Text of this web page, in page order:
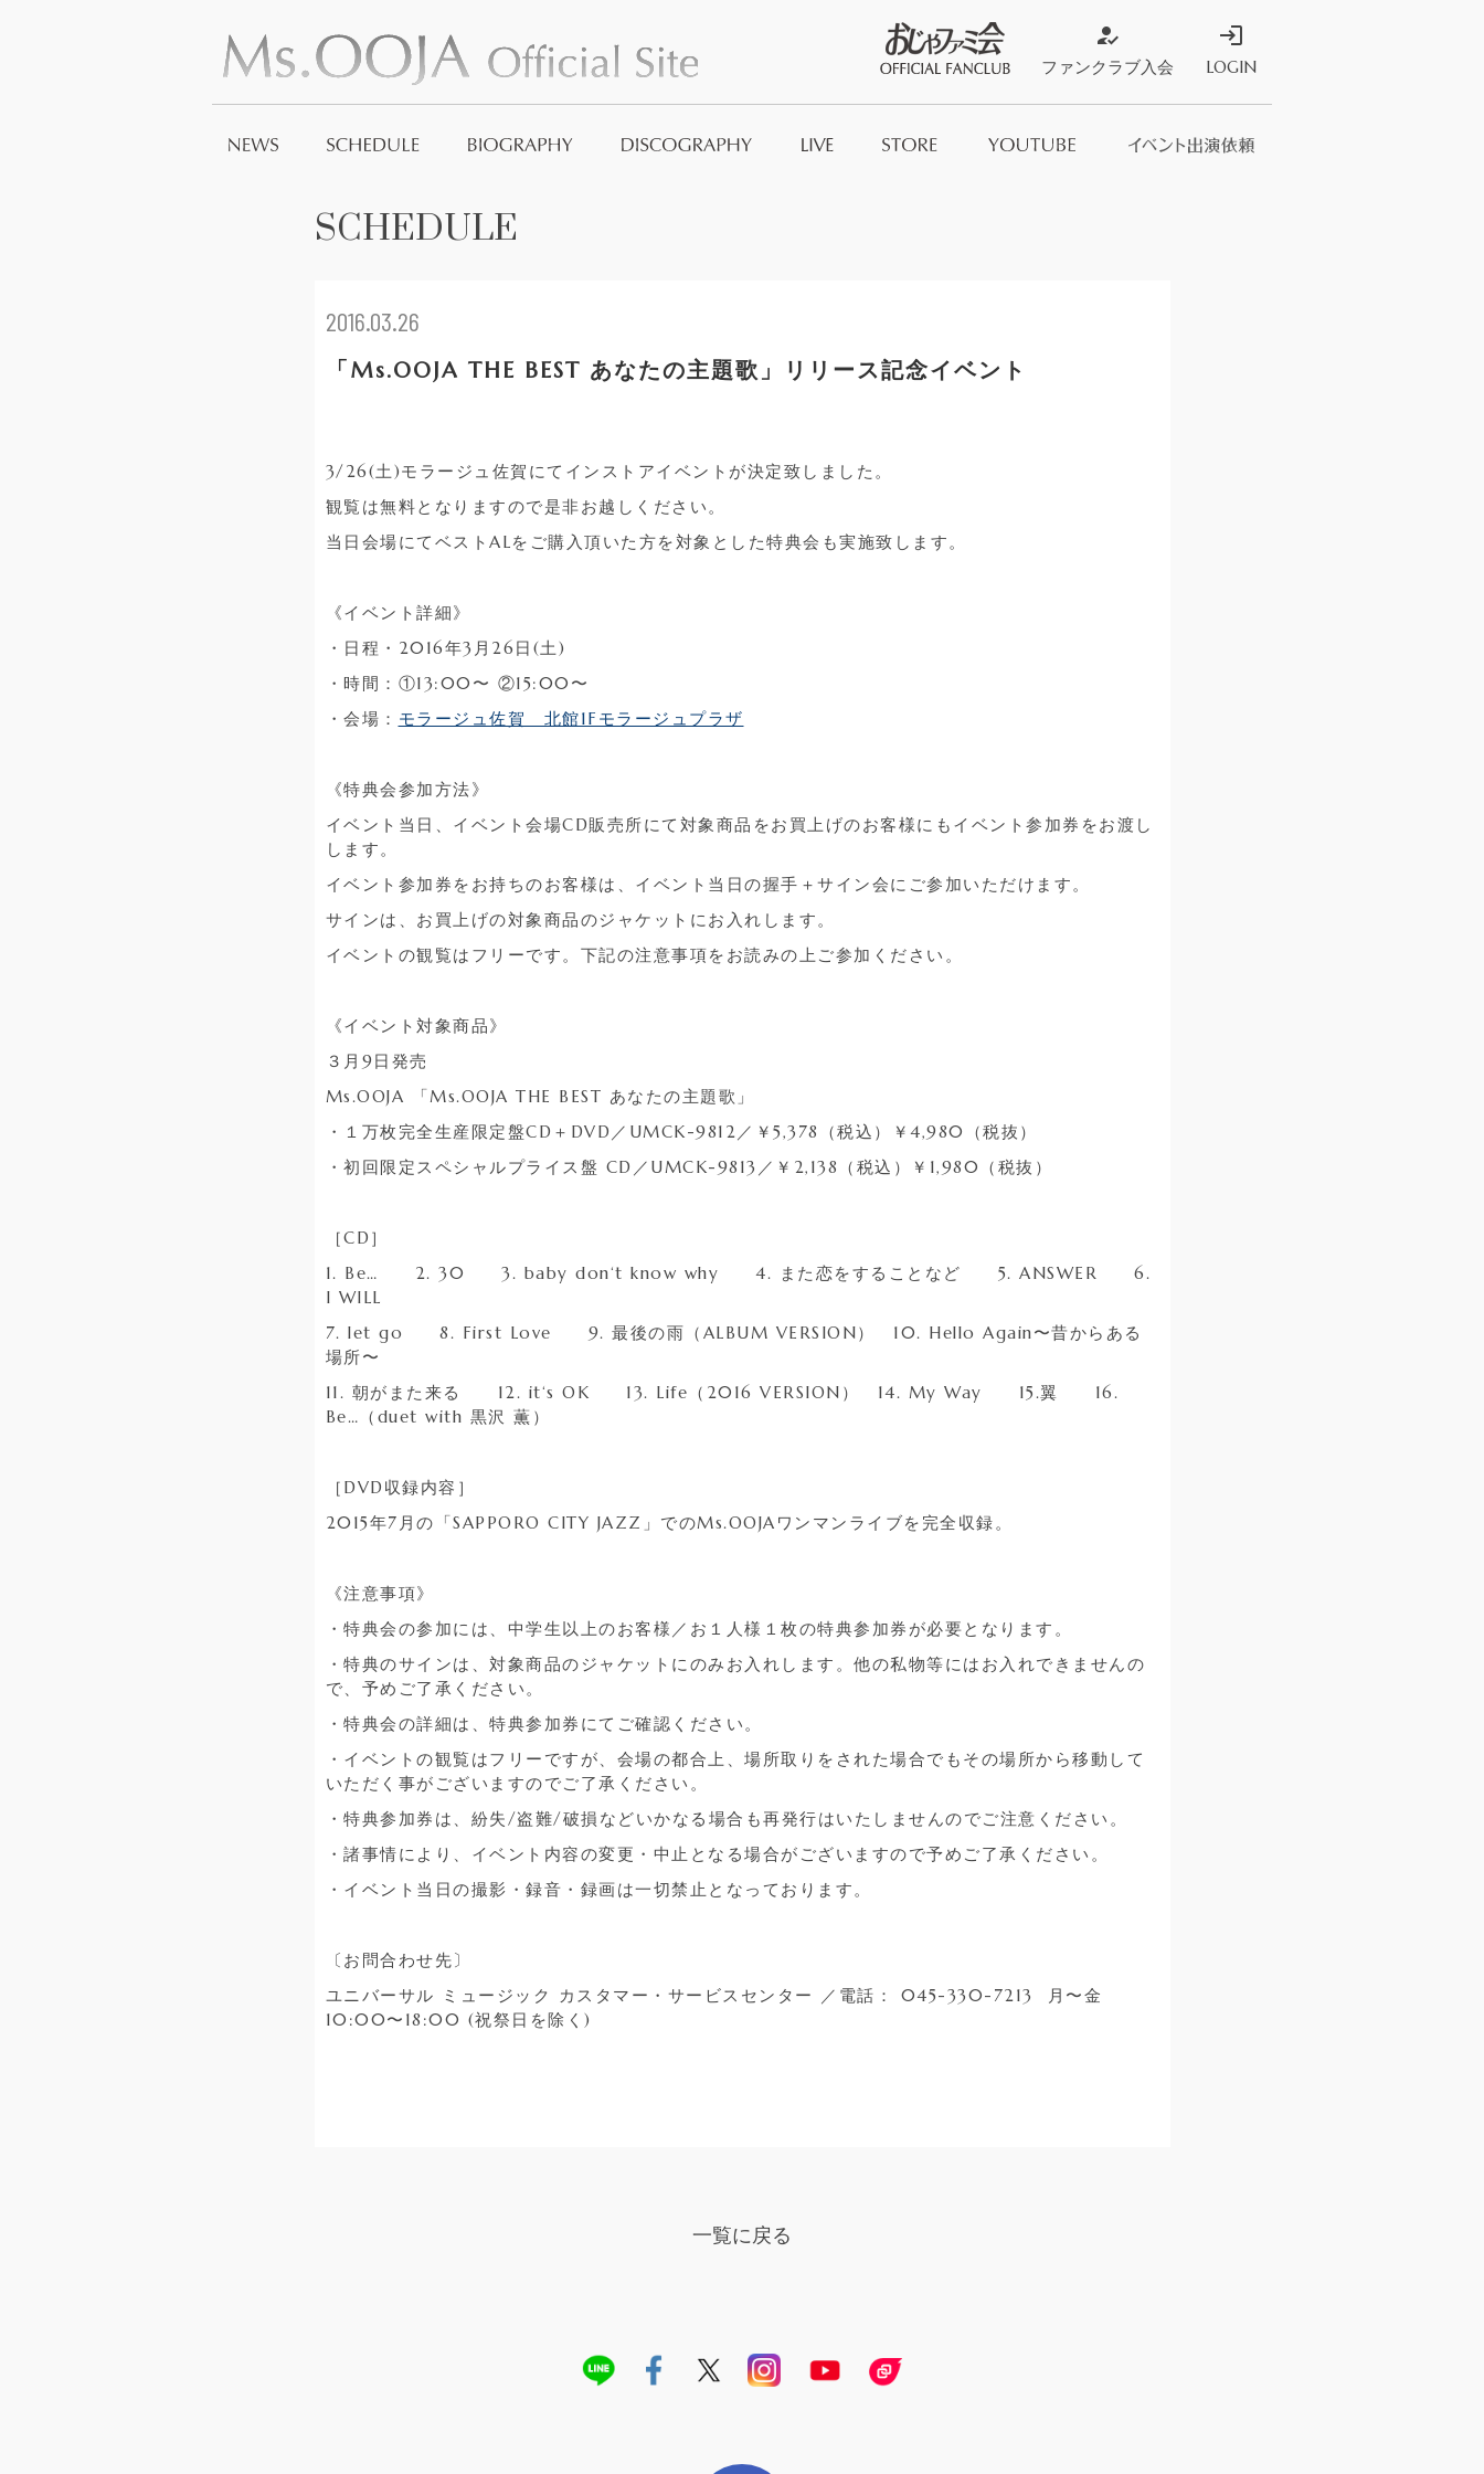
how_to_reg
ファンクラブ入会
login
LOGIN
SCHEDULE
2016.03.26
「Ms.OOJA THE BEST あなたの主題歌」リリース記念イベント
3/26(土)モラージュ佐賀にてインストアイベントが決定致しました。
観覧は無料となりますので是非お越しください。
当日会場にてベストALをご購入頂いた方を対象とした特典会も実施致します。
《イベント詳細》
・日程・2016年3月26日(土)
・時間：①13:00〜 ②15:00〜
・会場： モラージュ佐賀 北館1Fモラージュプラザ
《特典会参加方法》
イベント当日、イベント会場CD販売所にて対象商品をお買上げのお客様にもイベント参加券をお渡し
します。
イベント参加券をお持ちのお客様は、イベント当日の握手＋サイン会にご参加いただけます。
サインは、お買上げの対象商品のジャケットにお入れします。
イベントの観覧はフリーです。下記の注意事項をお読みの上ご参加ください。
《イベント対象商品》
３月9日発売
Ms.OOJA 「Ms.OOJA THE BEST あなたの主題歌」
・１万枚完全生産限定盤CD＋DVD／UMCK-9812／￥5,378（税込）￥4,980（税抜）
・初回限定スペシャルプライス盤 CD／UMCK-9813／￥2,138（税込）￥1,980（税抜）
［CD］
1. Be… 2. 30 3. baby don‘t know why 4. また恋をすることなど 5. ANSWER 6.
I WILL
7. let go 8. First Love 9. 最後の雨（ALBUM VERSION） 10. Hello Again〜昔からある
場所〜
11. 朝がまた来る 12. it‘s OK 13. Life（2016 VERSION） 14. My Way 15.翼 16.
Be…（duet with 黒沢 薫）
［DVD収録内容］
2015年7月の「SAPPORO CITY JAZZ」でのMs.OOJAワンマンライブを完全収録。
《注意事項》
・特典会の参加には、中学生以上のお客様／お１人様１枚の特典参加券が必要となります。
・特典のサインは、対象商品のジャケットにのみお入れします。他の私物等にはお入れできませんの
で、予めご了承ください。
・特典会の詳細は、特典参加券にてご確認ください。
・イベントの観覧はフリーですが、会場の都合上、場所取りをされた場合でもその場所から移動して
いただく事がございますのでご了承ください。
・特典参加券は、紛失/盗難/破損などいかなる場合も再発行はいたしませんのでご注意ください。
・諸事情により、イベント内容の変更・中止となる場合がございますので予めご了承ください。
・イベント当日の撮影・録音・録画は一切禁止となっております。
〔お問合わせ先〕
ユニバーサル ミュージック カスタマー・サービスセンター ／電話： 045-330-7213 月〜金
10:00〜18:00 (祝祭日を除く)
一覧に戻る